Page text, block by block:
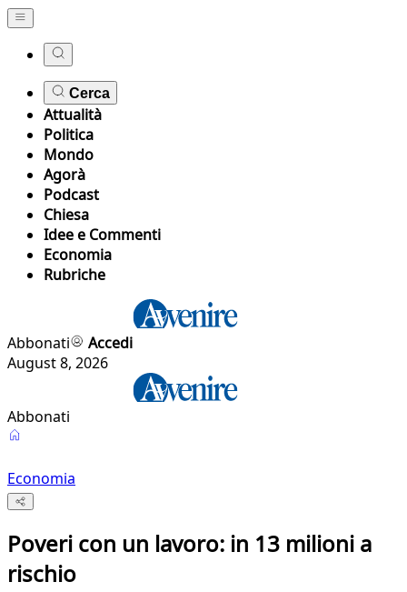
Cerca
Attualità
Politica
Mondo
Agorà
Podcast
Chiesa
Idee e Commenti
Economia
Rubriche
Abbonati
Accedi
August 8, 2026
Abbonati
Economia
Poveri con un lavoro: in 13 milioni a
rischio